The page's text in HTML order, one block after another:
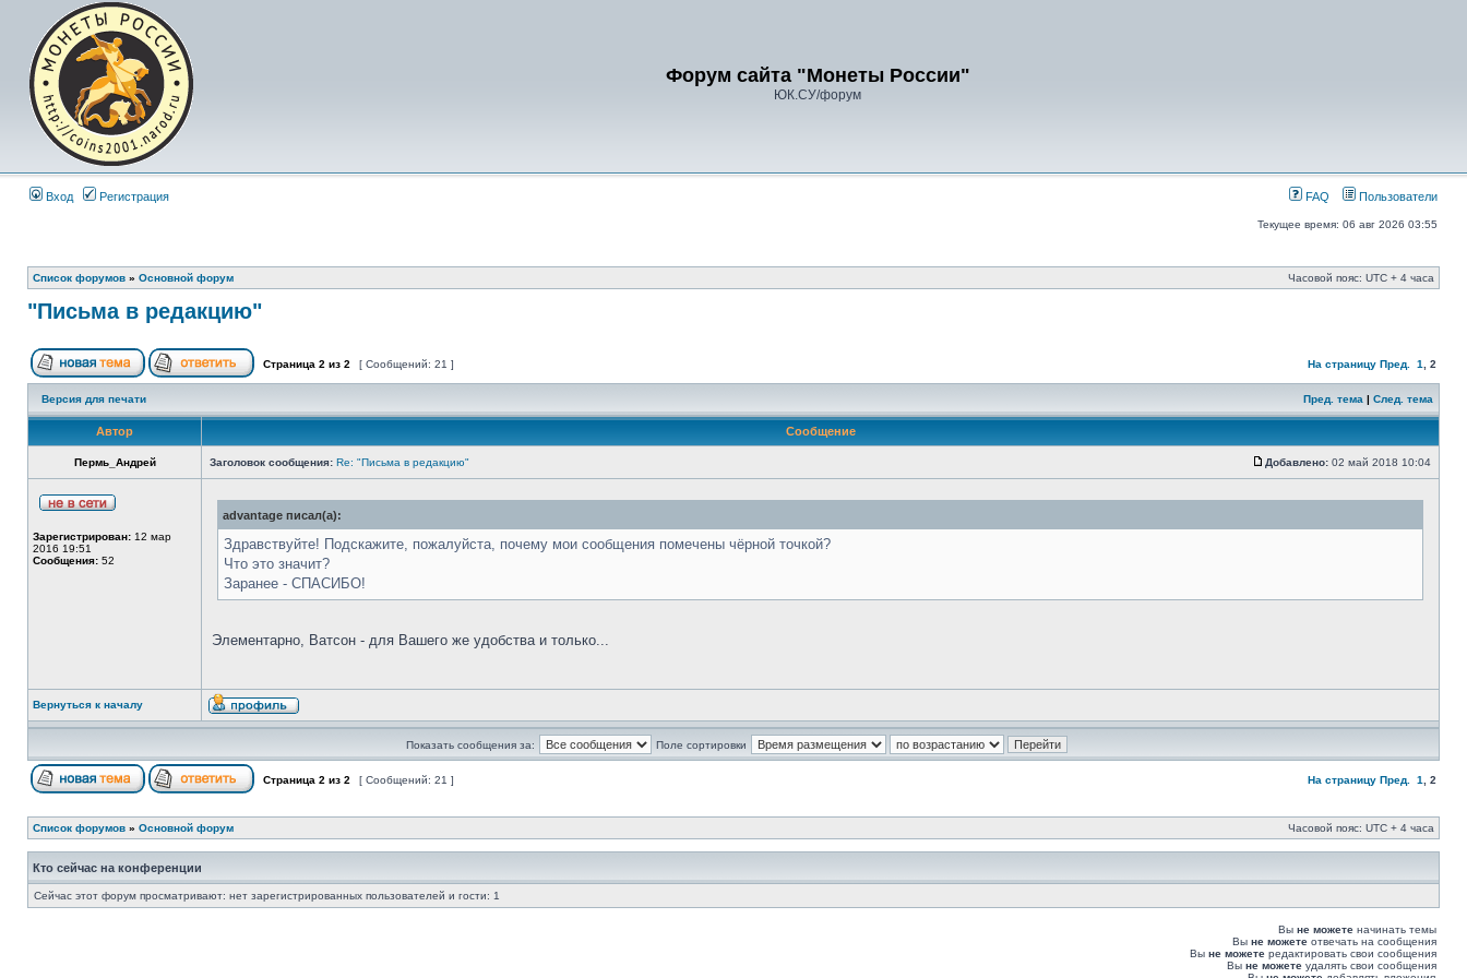
Форум сайта "Монеты России"
ЮК.СУ/форум
Вход Регистрация FAQ Пользователи
Текущее время: 06 авг 2026 03:55
Список форумов » Основной форум Часовой пояс: UTC + 4 часа
"Письма в редакцию"
Страница 2 из 2 [ Сообщений: 21 ] На страницу Пред. 1 2
Версия для печати Пред. тема | След. тема
Автор Сообщение
Пермь_Андрей Заголовок сообщения: Re: "Письма в редакцию" Добавлено: 02 май 2018 10:04
Зарегистрирован: 12 мар
2016 19:51
Сообщения: 52
advantage писал(а):
Здравствуйте! Подскажите, пожалуйста, почему мои сообщения помечены чёрной точкой?
Что это значит?
Заранее - СПАСИБО!
Элементарно, Ватсон - для Вашего же удобства и только...
Вернуться к началу
Показать сообщения за: Поле сортировки
Страница 2 из 2 [ Сообщений: 21 ] На страницу Пред. 1 2
Список форумов » Основной форум Часовой пояс: UTC + 4 часа
Кто сейчас на конференции
Сейчас этот форум просматривают: нет зарегистрированных пользователей и гости: 1
Вы не можете начинать темы
Вы не можете отвечать на сообщения
Вы не можете редактировать свои сообщения
Вы не можете удалять свои сообщения